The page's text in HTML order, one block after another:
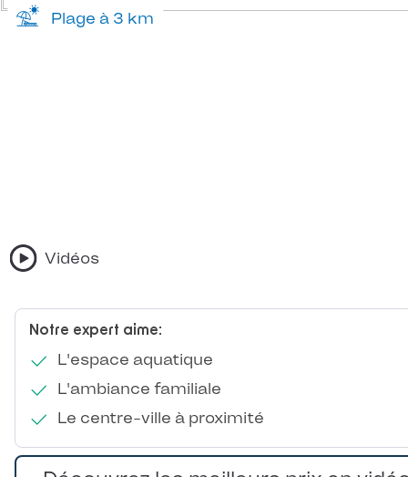
Notre expert aime:
L'espace aquatique
L'ambiance familiale
Le centre-ville à proximité
Vidéos
Plage à 3 km